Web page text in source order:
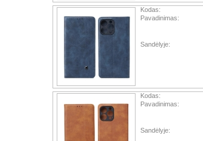
Kodas:
Pavadinimas:
Sandėlyje:
Kodas:
Pavadinimas:
Sandėlyje: